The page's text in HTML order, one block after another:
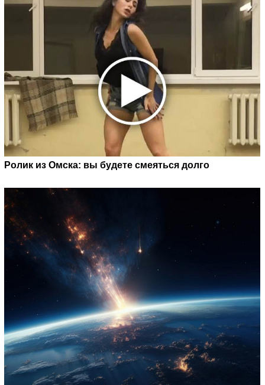
Ролик из Омска: вы будете смеяться долго